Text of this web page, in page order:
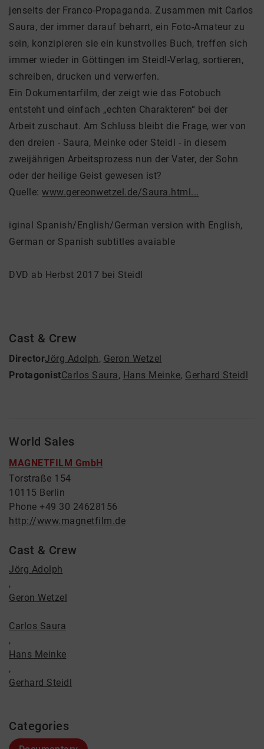
jenseits der Franco-Propaganda. Zusammen mit Carlos
Saura, der immer darauf beharrt, ein Foto-Amateur zu
sein, konzipieren sie ein kunstvolles Buch, treffen sich
immer wieder in Göttingen im Steidl-Verlag, sortieren,
schreiben, drucken und verwerfen.
Ein Dokumentarfilm, der zeigt wie das Fotobuch
entsteht und einfach „echten Charakteren“ bei der
Arbeit zuschaut. Am Schluss bleibt die Frage, wer von
den dreien - Saura, Meinke oder Steidl - in diesem
zweijährigen Arbeitsprozess nun der Vater, der Sohn
oder der heilige Geist gewesen ist?
Quelle: www.gereonwetzel.de/Saura.html...
iginal Spanish/English/German version with English,
German or Spanish subtitles avaiable
DVD ab Herbst 2017 bei Steidl
Cast & Crew
DirectorJörg Adolph, Geron Wetzel
ProtagonistCarlos Saura, Hans Meinke, Gerhard Steidl
World Sales
MAGNETFILM GmbH
Torstraße 154
10115 Berlin
Phone +49 30 24628156
http://www.magnetfilm.de
Cast & Crew
Jörg Adolph
,
Geron Wetzel
Carlos Saura
,
Hans Meinke
,
Gerhard Steidl
Categories